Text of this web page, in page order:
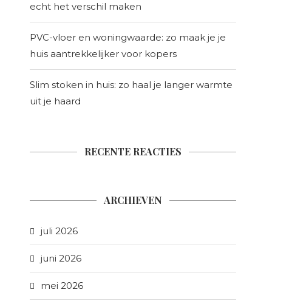
echt het verschil maken
PVC-vloer en woningwaarde: zo maak je je
huis aantrekkelijker voor kopers
Slim stoken in huis: zo haal je langer warmte
uit je haard
RECENTE REACTIES
ARCHIEVEN
juli 2026
juni 2026
mei 2026